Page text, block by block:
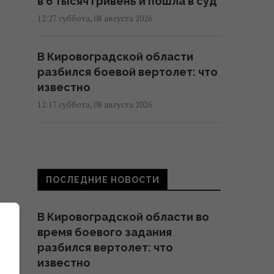
12:27 суббота, 08 августа 2026
В Кировоградской области
разбился боевой вертолет: что
известно
12:17 суббота, 08 августа 2026
войсками в Европе
12:13 суббота, 08 августа 2026
Зачем опытные хозяйки кладут
фольгу в холодильник: простой
домашний лайфхак
ПОСЛЕДНИЕ НОВОСТИ
В Кировоградской области во
время боевого задания
разбился вертолет: что
известно